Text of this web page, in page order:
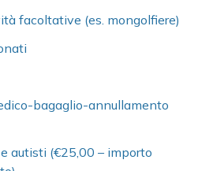
facoltative (es. mongolfiere)
bagaglio-annullamento
autisti (€25,00 – importo